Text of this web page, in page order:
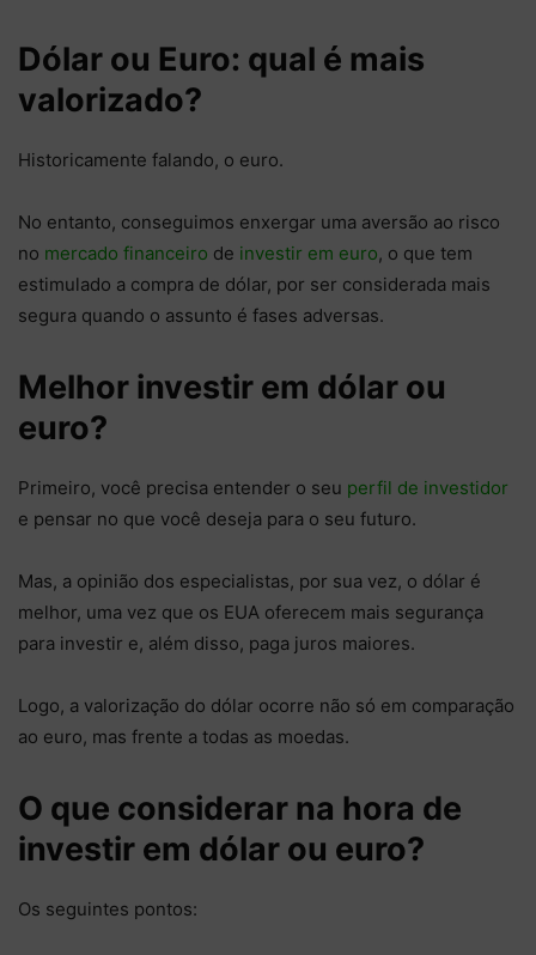
Dólar ou Euro: qual é mais
valorizado?
Historicamente falando, o euro.
No entanto, conseguimos enxergar uma aversão ao risco
no mercado financeiro de investir em euro, o que tem
estimulado a compra de dólar, por ser considerada mais
segura quando o assunto é fases adversas.
Melhor investir em dólar ou
euro?
Primeiro, você precisa entender o seu perfil de investidor
e pensar no que você deseja para o seu futuro.
Mas, a opinião dos especialistas, por sua vez, o dólar é
melhor, uma vez que os EUA oferecem mais segurança
para investir e, além disso, paga juros maiores.
Logo, a valorização do dólar ocorre não só em comparação
ao euro, mas frente a todas as moedas.
O que considerar na hora de
investir em dólar ou euro?
Os seguintes pontos: